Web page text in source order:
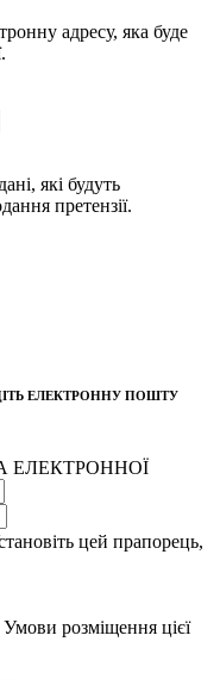
адресу, яка буде
які будуть
претензії.
ЕЛЕКТРОННУ ПОШТУ
ЕЛЕКТРОННОЇ
цей прапорець,
розміщення цієї